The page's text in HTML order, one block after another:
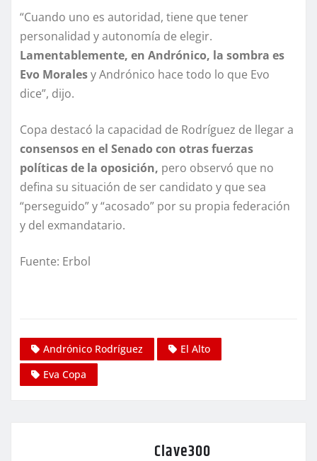
“Cuando uno es autoridad, tiene que tener
personalidad y autonomía de elegir.
Lamentablemente, en Andrónico, la sombra es
Evo Moralesy Andrónico hace todo lo que Evo
dice”, dijo.
Copa destacó la capacidad de Rodríguez de llegar a
consensos en el Senado con otras fuerzas
políticas de la oposición, pero observó que no
defina su situación de ser candidato y que sea
“perseguido” y “acosado” por su propia federación
y del exmandatario.
Fuente: Erbol
Andrónico Rodríguez
El Alto
Eva Copa
Clave300